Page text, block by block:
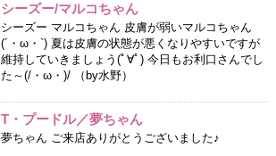
シーズー/マルコちゃん
シーズー マルコちゃん 皮膚が弱いマルコちゃん
(´・ω・`) 夏は皮膚の状態が悪くなりやすいですが
維持していきましょう(ﾟ∀ﾟ) 今日もお利口さんでし
た～(/・ω・)/ （by水野）
T・プードル／夢ちゃん
夢ちゃん ご来店ありがとうございました♪